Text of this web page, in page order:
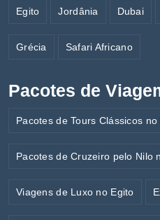
Egito Jordânia Dubai
Grécia Safari Africano
Pacotes de
Pacotes de Tours Clássicos no
Pacotes de Cruzeiro pelo Nilo
Viagens de Luxo no Egito